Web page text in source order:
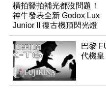
橫拍豎拍補光都沒問題！
神牛發表全新 Godox Lux
Junior II 復古機頂閃光燈
巴黎
代機